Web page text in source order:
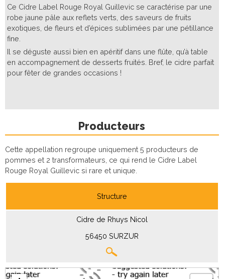
Ce Cidre Label Rouge Royal Guillevic se caractérise par une
robe jaune pâle aux reflets verts, des saveurs de fruits
exotiques, de fleurs et d’épices sublimées par une pétillance
fine.
Il se déguste aussi bien en apéritif dans une flûte, qu’à table
en accompagnement de desserts fruités. Bref, le cidre parfait
pour fêter de grandes occasions !
Producteurs
Cette appellation regroupe uniquement 5 producteurs de
pommes et 2 transformateurs, ce qui rend le Cidre Label
Rouge Royal Guillevic si rare et unique.
Structure
Cidre de Rhuys Nicol
56450 SURZUR